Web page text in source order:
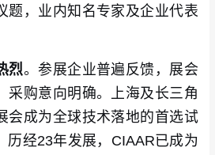
题，业内知名专家及企业代表
烈。参展企业普遍反馈，展会
采购意向明确。上海及长三角
会成为全球技术落地的首选试
历经23年发展，CIAAR已成为